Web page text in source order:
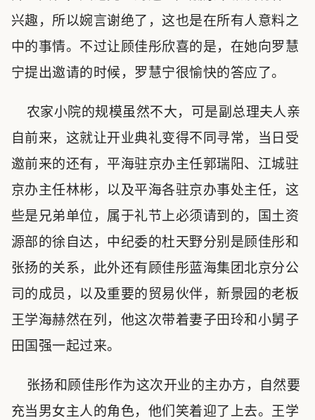
兴趣，所以婉言谢绝了，这也是在所有人意料之
中的事情。不过让顾佳彤欣喜的是，在她向罗慧
宁提出邀请的时候，罗慧宁很愉快的答应了。
农家小院的规模虽然不大，可是副总理夫人亲
自前来，这就让开业典礼变得不同寻常，当日受
邀前来的还有，平海驻京办主任郭瑞阳、江城驻
京办主任林彬，以及平海各驻京办事处主任，这
些是兄弟单位，属于礼节上必须请到的，国土资
源部的徐自达，中纪委的杜天野分别是顾佳彤和
张扬的关系，此外还有顾佳彤蓝海集团北京分公
司的成员，以及重要的贸易伙伴，新景园的老板
王学海赫然在列，他这次带着妻子田玲和小舅子
田国强一起过来。
张扬和顾佳彤作为这次开业的主办方，自然要
充当男女主人的角色，他们笑着迎了上去。王学